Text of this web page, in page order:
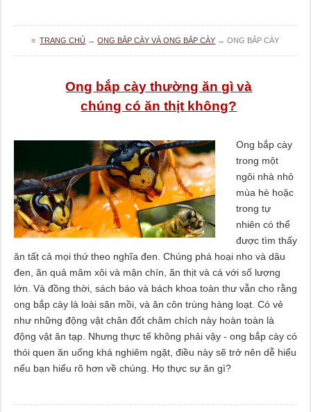
≡TRANG CHỦ →ONG BẮP CÀY VÀ ONG BẮP CÀY →ONG BẮP CÀY
Ong bắp cày thường ăn gì và
chúng có ăn thịt không?
Ong bắp cày
trong một
ngôi nhà nhỏ
mùa hè hoặc
trong tự
nhiên có thể
được tìm thấy
ăn tất cả mọi thứ theo nghĩa đen. Chúng phá hoại nho và dâu
đen, ăn quả mâm xôi và mận chín, ăn thịt và cá với số lượng
lớn. Và đồng thời, sách báo và bách khoa toàn thư vẫn cho rằng
ong bắp cày là loài săn mồi, và ăn côn trùng hàng loạt. Có vẻ
như những động vật chân đốt châm chích này hoàn toàn là
động vật ăn tạp. Nhưng thực tế không phải vậy - ong bắp cày có
thói quen ăn uống khá nghiêm ngặt, điều này sẽ trở nên dễ hiểu
nếu bạn hiểu rõ hơn về chúng. Họ thực sự ăn gì?